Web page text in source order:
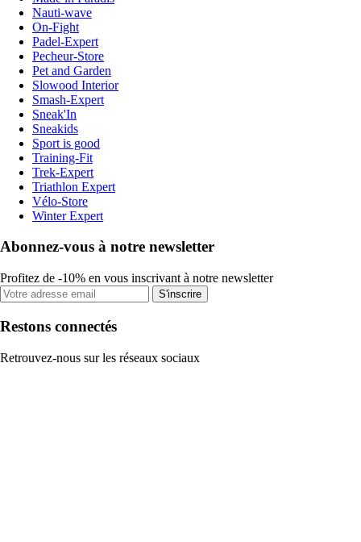
Nauti-wave
On-Fight
Padel-Expert
Pecheur-Store
Pet and Garden
Slowood Interior
Smash-Expert
Sneak'In
Sneakids
Sport is good
Training-Fit
Trek-Expert
Triathlon Expert
Vélo-Store
Winter Expert
Abonnez-vous à notre newsletter
Profitez de -10% en vous inscrivant à notre newsletter
S'inscrire
Restons connectés
Retrouvez-nous sur les réseaux sociaux